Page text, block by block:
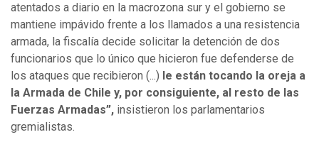
atentados a diario en la macrozona sur y el gobierno se
mantiene impávido frente a los llamados a una resistencia
armada, la fiscalía decide solicitar la detención de dos
funcionarios que lo único que hicieron fue defenderse de
los ataques que recibieron (...) le están tocando la oreja a
la Armada de Chile y, por consiguiente, al resto de las
Fuerzas Armadas”, insistieron los parlamentarios
gremialistas.